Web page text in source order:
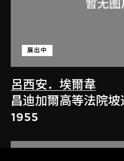
呂西安．埃爾韋
展出中
昌迪加爾高等法院
1955